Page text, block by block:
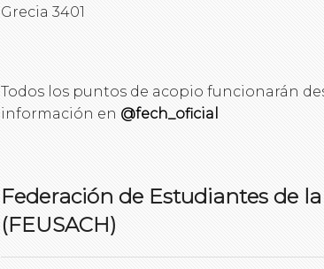
Grecia 3401
Todos los puntos de acopio funcionarán
información en @fech_oficial
Federación de Estudiantes de
(FEUSACH)